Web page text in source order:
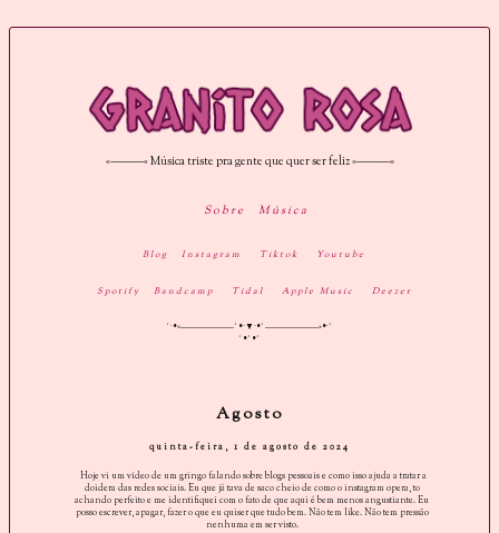
«———« Música triste pra gente que quer ser feliz »———»
Sobre Música
Blog Instagram Tiktok Youtube
Spotify Bandcamp Tidal Apple Music Deezer
˚·•«——————˚•·▼·•˚——————»•·˚
˚•˚•˚
Agosto
quinta-feira, 1 de agosto de 2024
Hoje vi um vídeo de um gringo falando sobre blogs pessoais e como isso ajuda a tratar a
doidera das redes sociais. Eu que já tava de saco cheio de como o instagram opera, to
achando perfeito e me identifiquei com o fato de que aqui é bem menos angustiante. Eu
posso escrever, apagar, fazer o que eu quiser que tudo bem. Não tem like. Não tem pressão
nenhuma em ser visto.